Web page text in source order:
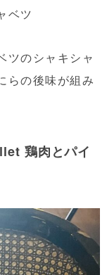
ベツ
ツのシャキシャ
らの後味が組み
鶏肉とパイ